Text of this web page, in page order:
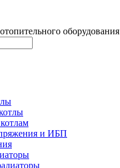
оборудования
и ИБП